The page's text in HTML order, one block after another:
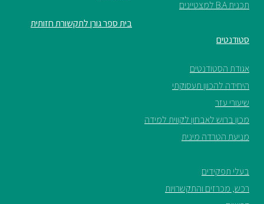
תכנית B.A למצטיינים
בית ספר גורן לתקשורת חזותית
סטודנטים
אגודת הסטודנטים
היחידה להכוון תעסוקתי
שיעורי עזר
מכון ברוש לאבחון לקווית למידה
מניעת הטרדה מינית
בעלי תפקידים
רכש, מכרזים והתקשרויות